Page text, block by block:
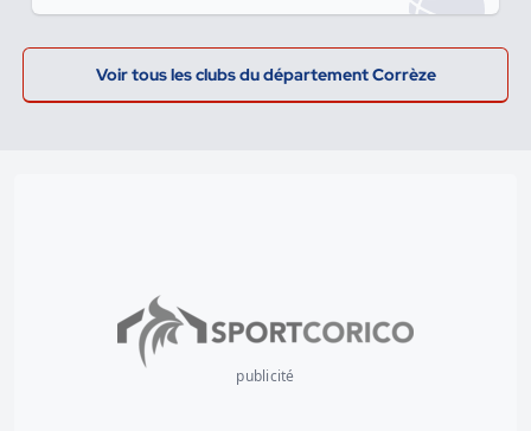
Voir tous les clubs du département Corrèze
publicité